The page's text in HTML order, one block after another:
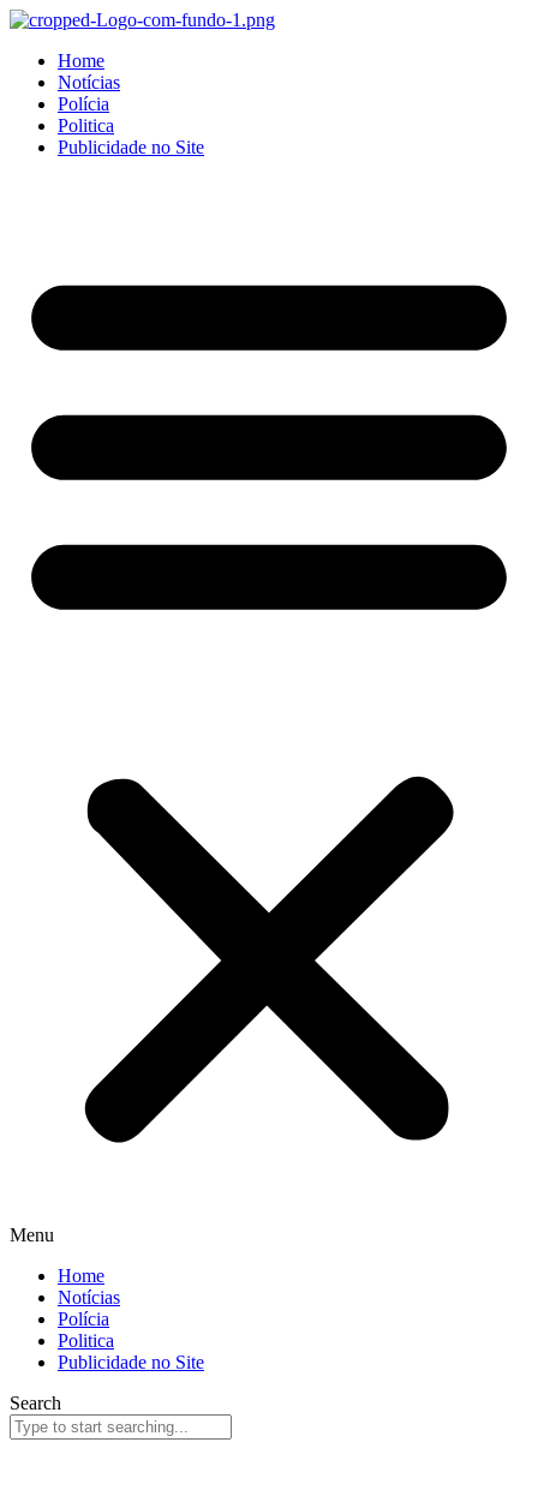
Home
Notícias
Polícia
Politica
Publicidade no Site
Menu
Home
Notícias
Polícia
Politica
Publicidade no Site
Search